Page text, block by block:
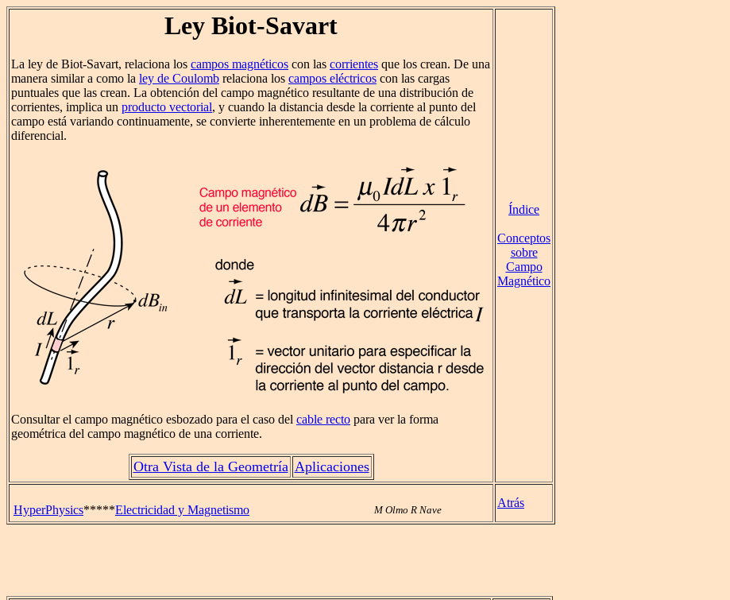
Ley Biot-Savart
La ley de Biot-Savart, relaciona los campos magnéticos con las corrientes que los crean. De una
manera similar a como la ley de Coulomb relaciona los campos eléctricos con las cargas
puntuales que las crean. La obtención del campo magnético resultante de una distribución de
corrientes, implica un producto vectorial, y cuando la distancia desde la corriente al punto del
campo está variando continuamente, se convierte inherentemente en un problema de cálculo
diferencial.
Consultar el campo magnético esbozado para el caso del cable recto para ver la forma
geométrica del campo magnético de una corriente.
Otra Vista de la Geometría Aplicaciones
Índice
Conceptos
sobre
Campo
Magnético
HyperPhysics*****Electricidad y Magnetismo M Olmo R Nave
Atrás